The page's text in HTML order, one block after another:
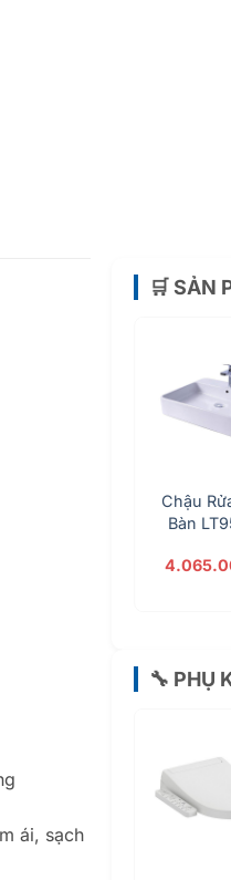
ái, sạch
🛒 SẢN
Chậu
Bàn
🔧 PHỤ